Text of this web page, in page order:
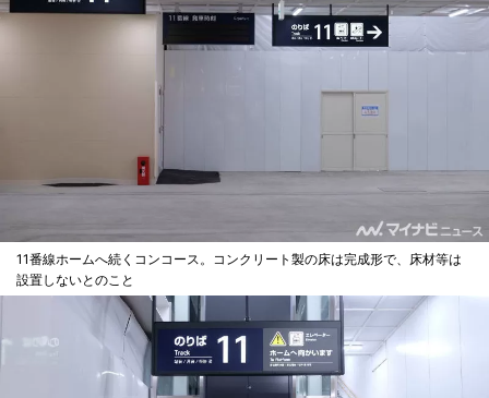
11番線ホームへ続くコンコース。コンクリート製の床は完成形で、床材等は
設置しないとのこと